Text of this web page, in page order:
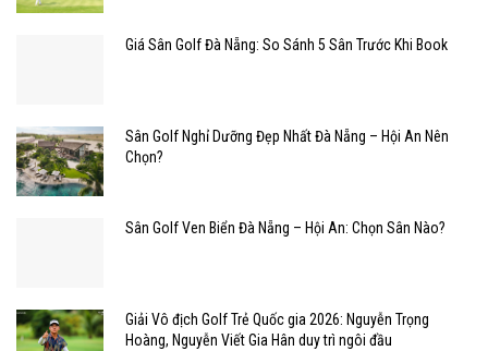
Giá Sân Golf Đà Nẵng: So Sánh 5 Sân Trước Khi Book
Sân Golf Nghỉ Dưỡng Đẹp Nhất Đà Nẵng – Hội An Nên
Chọn?
Sân Golf Ven Biển Đà Nẵng – Hội An: Chọn Sân Nào?
Giải Vô địch Golf Trẻ Quốc gia 2026: Nguyễn Trọng
Hoàng, Nguyễn Viết Gia Hân duy trì ngôi đầu